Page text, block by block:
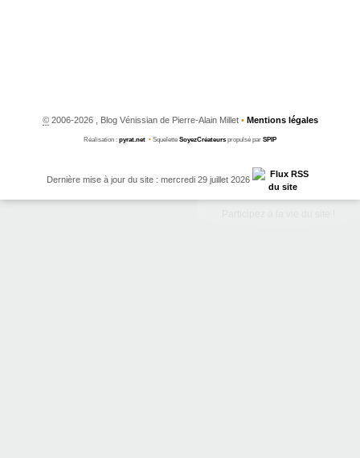
©2006-2026 , Blog Vénissian de Pierre-Alain Millet • Mentions légales
Réalisation : pyrat.net • Squelette SoyezCréateurs propulsé par SPIP
Dernière mise à jour du site : mercredi 29 juillet 2026